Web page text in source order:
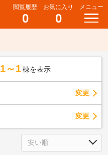
閲覧履歴
0
お気に入り
0
メニュー
1～1 棟を表示
変更
変更